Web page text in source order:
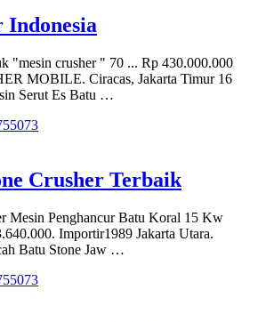
Indonesia
"mesin crusher " 70 ... Rp 430.000.000
MOBILE. Ciracas, Jakarta Timur 16
Serut Es Batu …
Crusher Terbaik
Mesin Penghancur Batu Koral 15 Kw
Importir1989 Jakarta Utara.
Batu Stone Jaw …